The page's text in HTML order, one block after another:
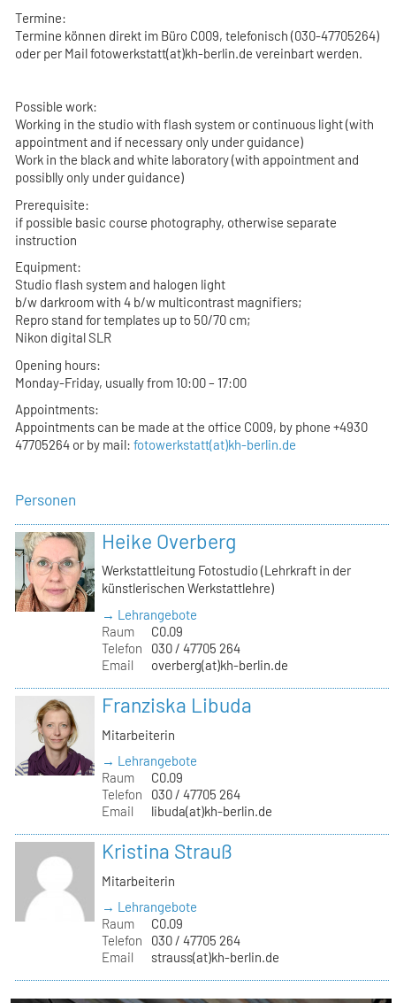
Termine:
Termine können direkt im Büro C009, telefonisch (030-47705264)
oder per Mail fotowerkstatt(at)kh-berlin.de vereinbart werden.
Possible work:
Working in the studio with flash system or continuous light (with
appointment and if necessary only under guidance)
Work in the black and white laboratory (with appointment and
possiblly only under guidance)
Prerequisite:
if possible basic course photography, otherwise separate
instruction
Equipment:
Studio flash system and halogen light
b/w darkroom with 4 b/w multicontrast magnifiers;
Repro stand for templates up to 50/70 cm;
Nikon digital SLR
Opening hours:
Monday-Friday, usually from 10:00 – 17:00
Appointments:
Appointments can be made at the office C009, by phone +4930
47705264 or by mail:fotowerkstatt(at)kh-berlin.de
Personen
Heike Overberg
Werkstattleitung Fotostudio (Lehrkraft in der
künstlerischen Werkstattlehre)
→ Lehrangebote
Raum
C0.09
Telefon
030 / 47705 264
Email
overberg(at)kh-berlin.de
Franziska Libuda
Mitarbeiterin
→ Lehrangebote
Raum
C0.09
Telefon
030 / 47705 264
Email
libuda(at)kh-berlin.de
Kristina Strauß
Mitarbeiterin
→ Lehrangebote
Raum
C0.09
Telefon
030 / 47705 264
Email
strauss(at)kh-berlin.de